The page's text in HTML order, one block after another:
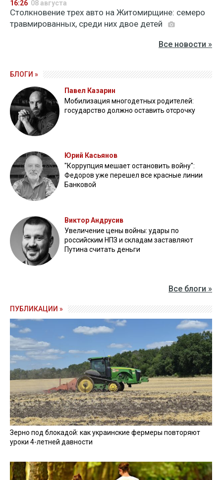
16:26 08 августа
Столкновение трех авто на Житомирщине: семеро
травмированных, среди них двое детей
Все новости »
БЛОГИ »
Павел Казарин
Мобилизация многодетных родителей:
государство должно оставить отсрочку
Юрий Касьянов
"Коррупция мешает остановить войну":
Федоров уже перешел все красные линии
Банковой
Виктор Андрусив
Увеличение цены войны: удары по
российским НПЗ и складам заставляют
Путина считать деньги
Все блоги »
ПУБЛИКАЦИИ »
Зерно под блокадой: как украинские фермеры повторяют
уроки 4-летней давности